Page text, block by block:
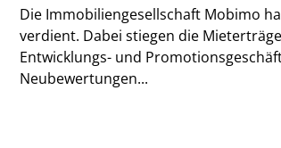
Die Immobiliengesellschaft Mobimo
verdient. Dabei stiegen die
Entwicklungs- und
Neubewertungen...